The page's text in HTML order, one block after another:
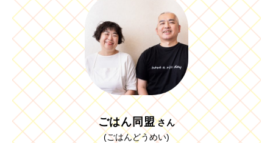
ごはん同盟 さん
(ごはんどうめい)